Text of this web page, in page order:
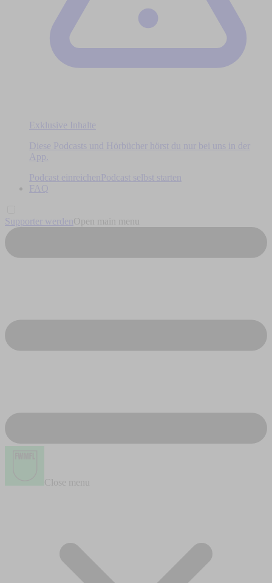
Exklusive Inhalte
Diese Podcasts und Hörbücher hörst du nur bei uns in der
App.
Podcast einreichen
Podcast selbst starten
FAQ
Supporter werden Open main menu
Close menu